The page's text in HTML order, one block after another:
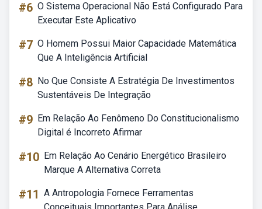
#6 O Sistema Operacional Não Está Configurado Para
Executar Este Aplicativo
#7 O Homem Possui Maior Capacidade Matemática
Que A Inteligência Artificial
#8 No Que Consiste A Estratégia De Investimentos
Sustentáveis De Integração
#9 Em Relação Ao Fenômeno Do Constitucionalismo
Digital é Incorreto Afirmar
#10 Em Relação Ao Cenário Energético Brasileiro
Marque A Alternativa Correta
#11 A Antropologia Fornece Ferramentas